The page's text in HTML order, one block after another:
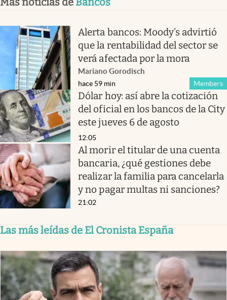
Alerta bancos: Moody’s advirtió
que la rentabilidad del sector se
verá afectada por la mora
Mariano Gorodisch
Members
hace 59 min
Dólar hoy: así abre la cotización
del oficial en los bancos de la City
este jueves 6 de agosto
12:05
Al morir el titular de una cuenta
bancaria, ¿qué gestiones debe
realizar la familia para cancelarla
y no pagar multas ni sanciones?
21:02
Las más leídas de El Cronista España